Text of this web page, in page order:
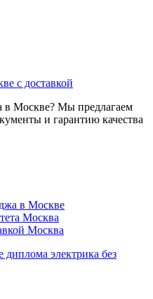
с доставкой
в Москве? Мы предлагаем
и гарантию качества
в Москве
Москва
Москва
диплома электрика без